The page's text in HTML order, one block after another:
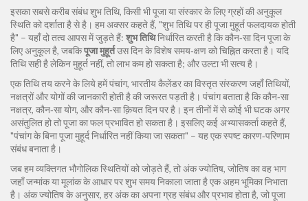
इसका सबसे करीब संबंधशुभ तिथि, किसी भी पूजा या संस्कार के लिए ग्रहों की अनुकूल
स्थिति को दर्शाता हैसे है। हम अक्सर कहते हैं, "शुभ तिथि पर ही पूजा मुहूर्त फलदायक होती
है" – यहाँ दो तत्व आपस में जुड़ते हैं: शुभ तिथिनिर्धारित करती है कि कौन‑सा दिन पूजा के
लिए अनुकूल है, जबकिपूजा मुहूर्तउस दिन के विशेष समय‑क्षण को चिह्नित करता है। यदि
तिथि सही है लेकिन मुहूर्त नहीं, तो लाभ कम हो सकता है; और उल्टा भी सत्य है।
एक तिथि तय करने के लिये हमेंपंचांग, भारतीय कैलेंडर का विस्तृत संस्करण जहाँ तिथियों,
नक्षत्रों और योगों की जानकारी होती हैकी जरूरत पड़ती है। पंचांग बताता है कि कौन‑सा
नक्षत्र, कौन‑सा योग, और कौन‑सा क़ियत दिन पर है। इन तीनों में से कोई भी घटक अगर
असंतुलित हो तो पूजा का फल प्रभावित हो सकता है। इसलिए कई अभ्यासकर्ता कहते हैं,
"पंचांग के बिना पूजा मुहूर्द निर्धारित नहीं किया जा सकता" – यह एक स्पष्ट कारण‑परिणाम
संबंध बनाता है।
जब हम व्यक्तिगत भौगोलिक स्थितियों को जोड़ते हैं, तोअंक ज्योतिष, जोतिष का वह भाग
जहाँ जन्मांक या मूलांक के आधार पर शुभ समय निकाला जाता हैएक अहम भूमिका निभाता
है। अंक ज्योतिष के अनुसार, हर अंक का अपना ग्रह संबंध और प्रभाव होता है, जो पूजा